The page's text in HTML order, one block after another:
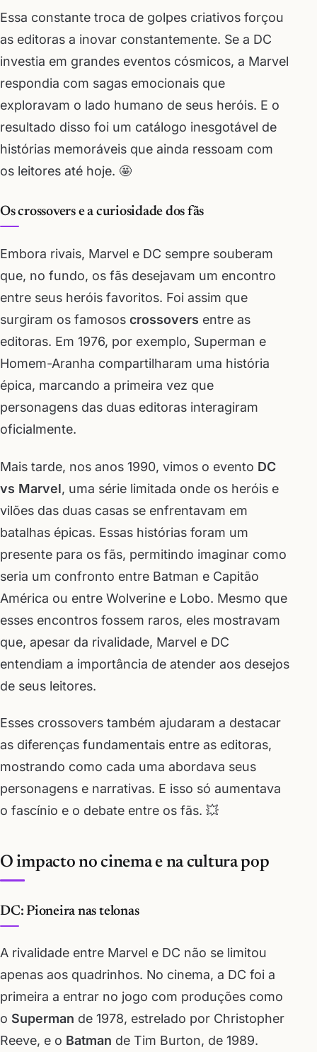
Essa constante troca de golpes criativos forçou
as editoras a inovar constantemente. Se a DC
investia em grandes eventos cósmicos, a Marvel
respondia com sagas emocionais que
exploravam o lado humano de seus heróis. E o
resultado disso foi um catálogo inesgotável de
histórias memoráveis que ainda ressoam com
os leitores até hoje. 🤩
Os crossovers e a curiosidade dos fãs
Embora rivais, Marvel e DC sempre souberam
que, no fundo, os fãs desejavam um encontro
entre seus heróis favoritos. Foi assim que
surgiram os famosos crossovers entre as
editoras. Em 1976, por exemplo, Superman e
Homem-Aranha compartilharam uma história
épica, marcando a primeira vez que
personagens das duas editoras interagiram
oficialmente.
Mais tarde, nos anos 1990, vimos o evento DC
vs Marvel, uma série limitada onde os heróis e
vilões das duas casas se enfrentavam em
batalhas épicas. Essas histórias foram um
presente para os fãs, permitindo imaginar como
seria um confronto entre Batman e Capitão
América ou entre Wolverine e Lobo. Mesmo que
esses encontros fossem raros, eles mostravam
que, apesar da rivalidade, Marvel e DC
entendiam a importância de atender aos desejos
de seus leitores.
Esses crossovers também ajudaram a destacar
as diferenças fundamentais entre as editoras,
mostrando como cada uma abordava seus
personagens e narrativas. E isso só aumentava
o fascínio e o debate entre os fãs. 💥
O impacto no cinema e na cultura pop
DC: Pioneira nas telonas
A rivalidade entre Marvel e DC não se limitou
apenas aos quadrinhos. No cinema, a DC foi a
primeira a entrar no jogo com produções como
o Superman de 1978, estrelado por Christopher
Reeve, e o Batman de Tim Burton, de 1989.